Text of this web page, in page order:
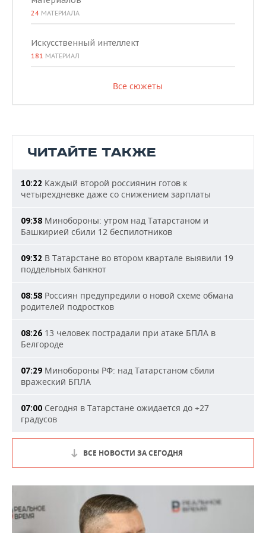
24 МАТЕРИАЛА
Искусственный интеллект
181 МАТЕРИАЛ
Все сюжеты
ЧИТАЙТЕ ТАКЖЕ
10:22 Каждый второй россиянин готов к
четырехдневке даже со снижением зарплаты
09:38 Минобороны: утром над Татарстаном и
Башкирией сбили 12 беспилотников
09:32 В Татарстане во втором квартале выявили 19
поддельных банкнот
08:58 Россиян предупредили о новой схеме обмана
родителей подростков
08:26 13 человек пострадали при атаке БПЛА в
Белгороде
07:29 Минобороны РФ: над Татарстаном сбили
вражеский БПЛА
07:00 Сегодня в Татарстане ожидается до +27
градусов
ВСЕ НОВОСТИ ЗА СЕГОДНЯ